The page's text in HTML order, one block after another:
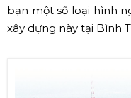
bạn một số loại hình
xây dựng này tại Bình